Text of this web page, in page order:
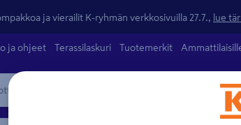
ja vierailit K-ryhmän verkkosivuilla 27.7., lue
ja ohjeet Terassilaskuri Tuotemerkit